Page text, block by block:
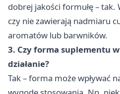
dobrej jakości formułę –
czy nie zawierają nadmiaru
aromatów lub barwników.
3. Czy forma suplementu
działanie?
Tak – forma może wpływać